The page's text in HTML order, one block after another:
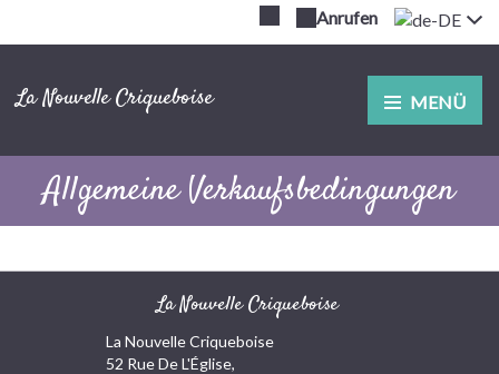
Anrufen
La Nouvelle Criqueboise MENÜ
Allgemeine Verkaufsbedingungen
La Nouvelle Criqueboise
La Nouvelle Criqueboise
52 Rue De L'Église,